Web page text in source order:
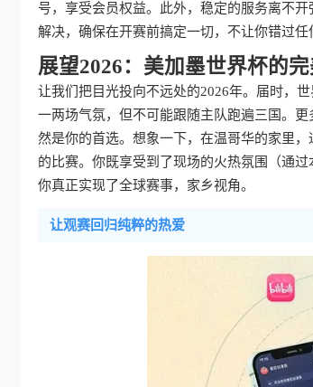
号，享受会员权益。此外，稳定的服务离不
解决，确保在开赛前搞定一切，不让你错过任
展望2026：美加墨世界杯的
让我们把目光投向不远处的2026年。届时，
一两场气氛，但不可能跟随主队跑遍三国。
然是你的首选。想象一下，在温哥华的家里
的比赛。你既享受到了现场的火热氛围（通
你真正实现了全球赛事，家乡视角。
让观赛回归纯粹的热爱